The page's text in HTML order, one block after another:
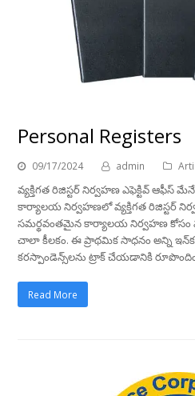
Personal Registers
09/17/2024 admin
వ్యక్తిగత రిజిస్టర్ నిర్వహణ ఎఫెక్టివ్ ఆఫీస్
కార్యాలయ నిర్వహణలో వ్యక్తిగత రిజిస్టర్
సమర్థవంతమైన కార్యాలయ నిర్వహణ కోసం
చాలా కీలకం. ఈ ప్రాథమిక సాధనం అన్ని
కరస్పాండెన్స్‌లను ట్రాక్ చేయడానికి
Read More